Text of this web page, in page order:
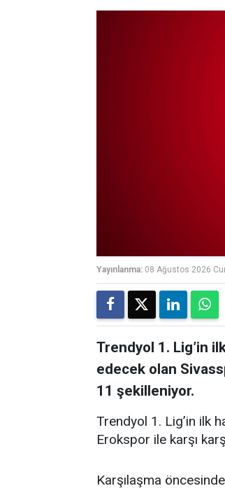
Yayınlanma: 08 Ağustos 2026
Trendyol 1. Lig’in
edecek olan
11 şekilleniyor.
Trendyol 1. Lig’in ilk
Erokspor ile karşı
Karşılaşma öncesinde